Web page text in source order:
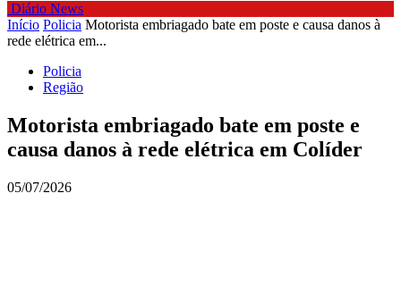
Diário News
Início Policia Motorista embriagado bate em poste e causa danos à
rede elétrica em...
Policia
Região
Motorista embriagado bate em poste e
causa danos à rede elétrica em Colíder
05/07/2026